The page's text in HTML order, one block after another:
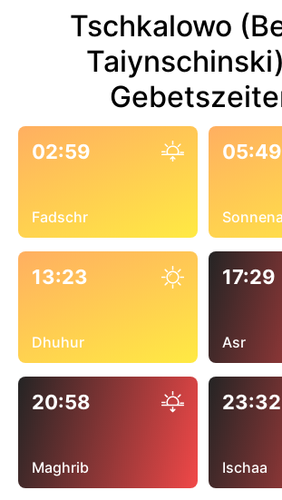
Tschkalowo
02:59
Fadschr
05:49
13:23
Dhuhur
17:29
Asr
20:58
Maghrib
23:32
Ischaa